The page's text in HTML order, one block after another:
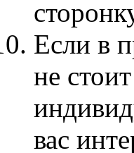
Если в
не
вас